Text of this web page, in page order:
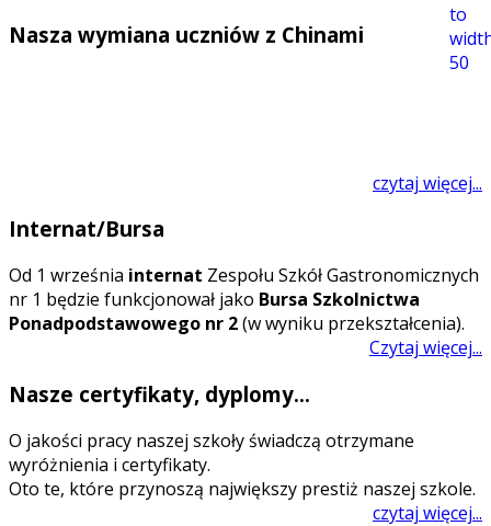
Nasza wymiana uczniów z Chinami
czytaj więcej...
Internat/Bursa
Od 1 września internat Zespołu Szkół Gastronomicznych
nr 1 będzie funkcjonował jako Bursa Szkolnictwa
Ponadpodstawowego nr 2(w wyniku przekształcenia).
Czytaj więcej...
Nasze certyfikaty, dyplomy...
O jakości pracy naszej szkoły świadczą otrzymane
wyróżnienia i certyfikaty.
Oto te, które przynoszą największy prestiż naszej szkole.
czytaj więcej...